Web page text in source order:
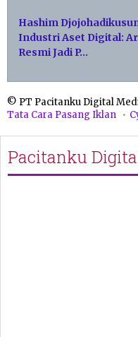
Hashim
Industri Aset Digital:
Resmi Jadi P…
© PT Pacitanku Digital
Tata Cara Pasang Iklan
Pacitanku